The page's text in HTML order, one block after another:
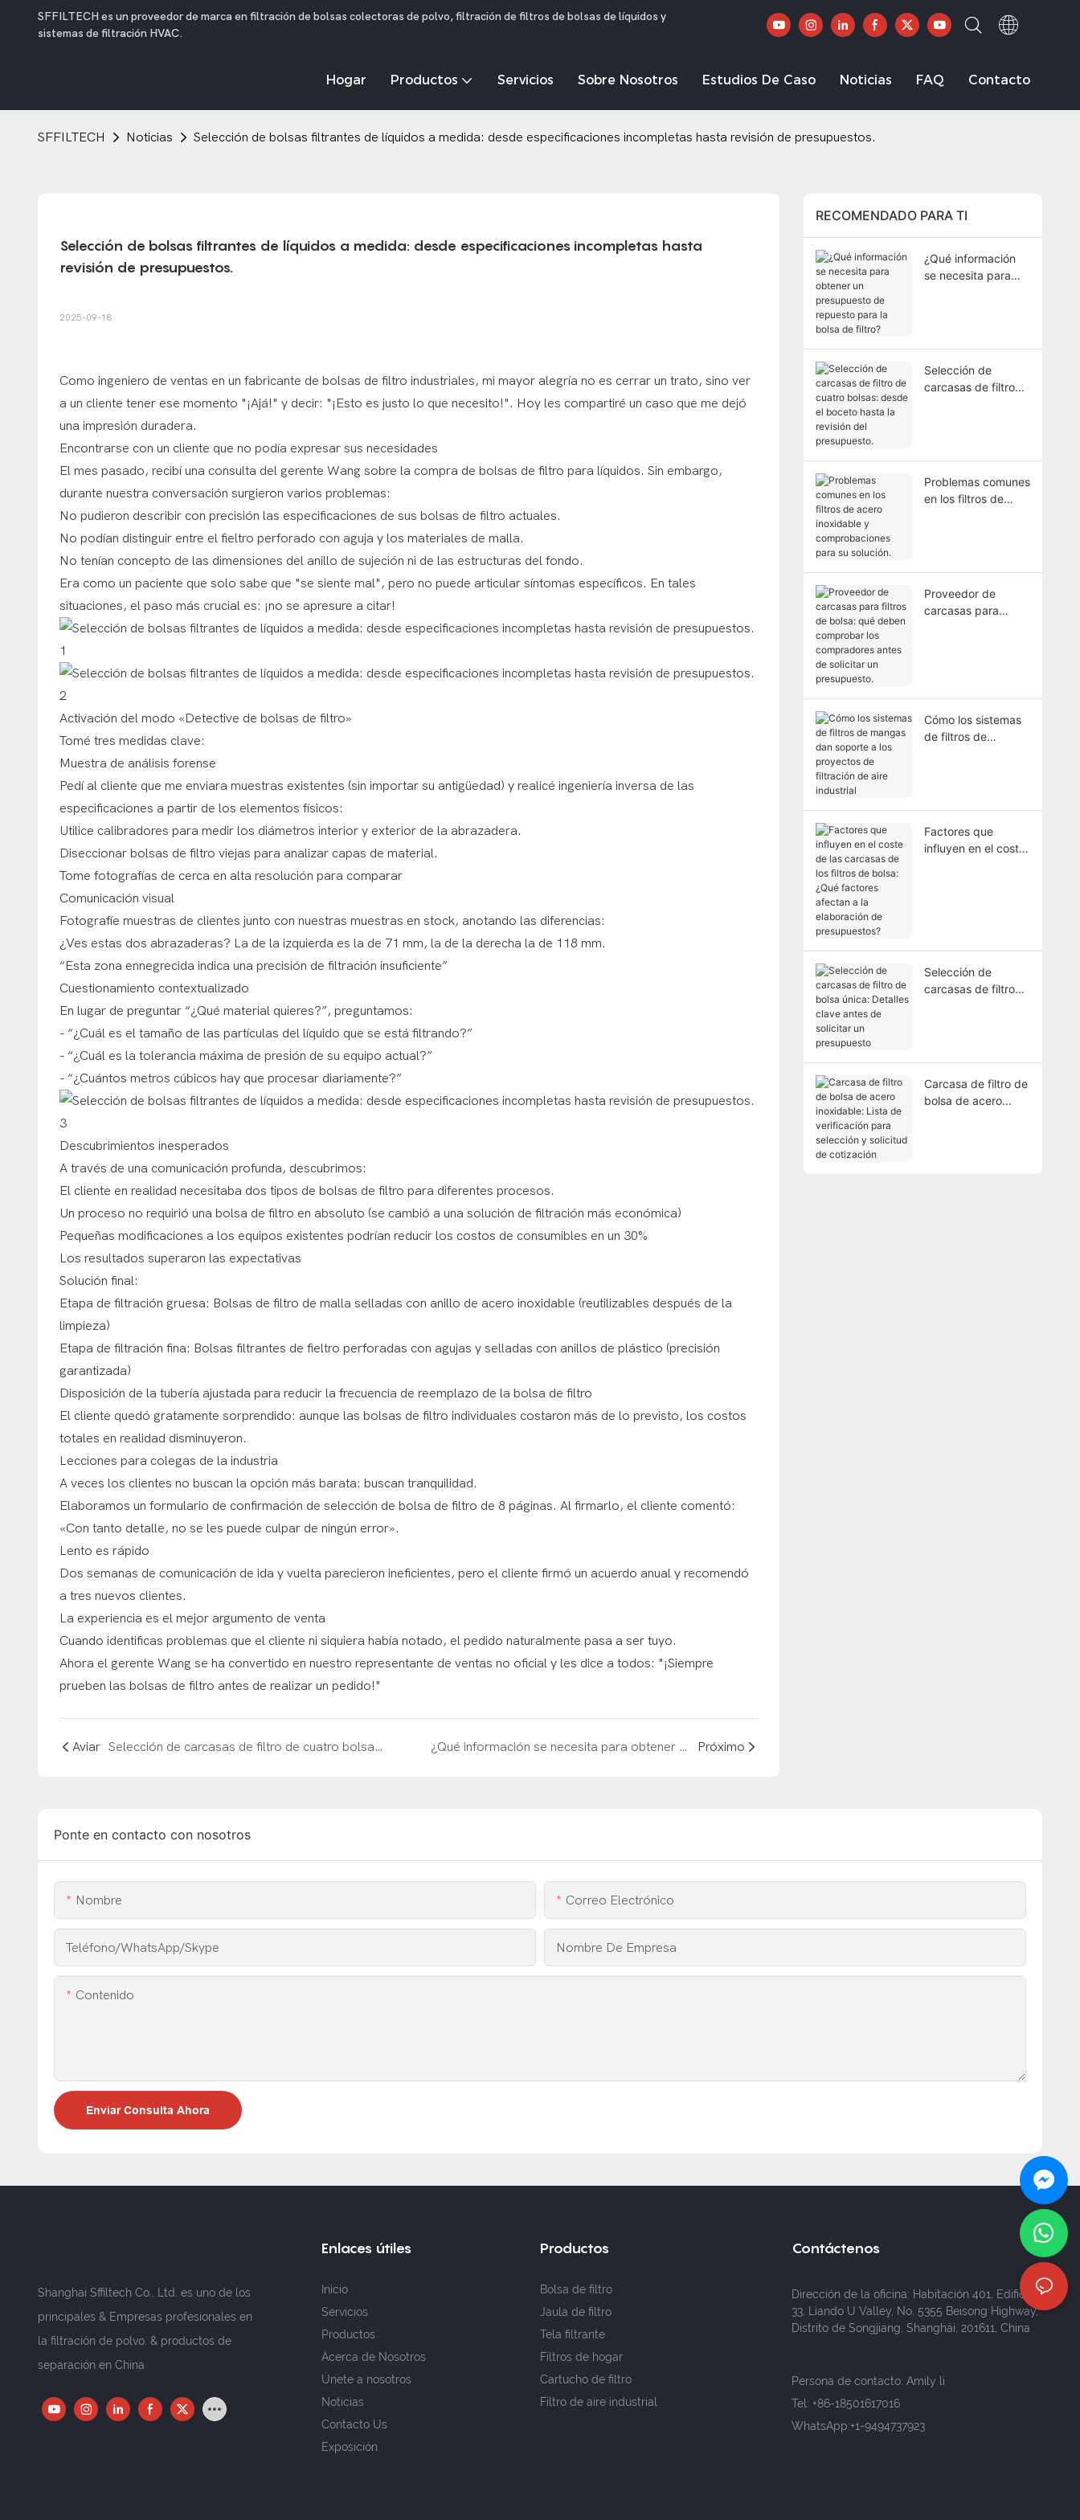
SFFILTECH es un proveedor de marca en filtración de bolsas colectoras de polvo, filtración de filtros de bolsas de líquidos y
sistemas de filtración HVAC.
Hogar Productos Servicios Sobre Nosotros Estudios De Caso Noticias FAQ Contacto
SFFILTECH Noticias Selección de bolsas filtrantes de líquidos a medida: desde especificaciones incompletas hasta revisión de presupuestos.
Selección de bolsas filtrantes de líquidos a medida: desde especificaciones incompletas hasta
revisión de presupuestos.
2025-09-18
Como ingeniero de ventas en un fabricante de bolsas de filtro industriales, mi mayor alegría no es cerrar un trato, sino ver
a un cliente tener ese momento "¡Ajá!" y decir: "¡Esto es justo lo que necesito!". Hoy les compartiré un caso que me dejó
una impresión duradera.
Encontrarse con un cliente que no podía expresar sus necesidades
El mes pasado, recibí una consulta del gerente Wang sobre la compra de bolsas de filtro para líquidos. Sin embargo,
durante nuestra conversación surgieron varios problemas:
No pudieron describir con precisión las especificaciones de sus bolsas de filtro actuales.
No podían distinguir entre el fieltro perforado con aguja y los materiales de malla.
No tenían concepto de las dimensiones del anillo de sujeción ni de las estructuras del fondo.
Era como un paciente que solo sabe que "se siente mal", pero no puede articular síntomas específicos. En tales
situaciones, el paso más crucial es: ¡no se apresure a citar!
Activación del modo «Detective de bolsas de filtro»
Tomé tres medidas clave:
Muestra de análisis forense
Pedí al cliente que me enviara muestras existentes (sin importar su antigüedad) y realicé ingeniería inversa de las
especificaciones a partir de los elementos físicos:
Utilice calibradores para medir los diámetros interior y exterior de la abrazadera.
Diseccionar bolsas de filtro viejas para analizar capas de material.
Tome fotografías de cerca en alta resolución para comparar
Comunicación visual
Fotografíe muestras de clientes junto con nuestras muestras en stock, anotando las diferencias:
¿Ves estas dos abrazaderas? La de la izquierda es la de 71 mm, la de la derecha la de 118 mm.
“Esta zona ennegrecida indica una precisión de filtración insuficiente”
Cuestionamiento contextualizado
En lugar de preguntar “¿Qué material quieres?”, preguntamos:
- “¿Cuál es el tamaño de las partículas del líquido que se está filtrando?”
- “¿Cuál es la tolerancia máxima de presión de su equipo actual?”
- “¿Cuántos metros cúbicos hay que procesar diariamente?”
Descubrimientos inesperados
A través de una comunicación profunda, descubrimos:
El cliente en realidad necesitaba dos tipos de bolsas de filtro para diferentes procesos.
Un proceso no requirió una bolsa de filtro en absoluto (se cambió a una solución de filtración más económica)
Pequeñas modificaciones a los equipos existentes podrían reducir los costos de consumibles en un 30%
Los resultados superaron las expectativas
Solución final:
Etapa de filtración gruesa: Bolsas de filtro de malla selladas con anillo de acero inoxidable (reutilizables después de la
limpieza)
Etapa de filtración fina: Bolsas filtrantes de fieltro perforadas con agujas y selladas con anillos de plástico (precisión
garantizada)
Disposición de la tubería ajustada para reducir la frecuencia de reemplazo de la bolsa de filtro
El cliente quedó gratamente sorprendido: aunque las bolsas de filtro individuales costaron más de lo previsto, los costos
totales en realidad disminuyeron.
Lecciones para colegas de la industria
A veces los clientes no buscan la opción más barata: buscan tranquilidad.
Elaboramos un formulario de confirmación de selección de bolsa de filtro de 8 páginas. Al firmarlo, el cliente comentó:
«Con tanto detalle, no se les puede culpar de ningún error».
Lento es rápido
Dos semanas de comunicación de ida y vuelta parecieron ineficientes, pero el cliente firmó un acuerdo anual y recomendó
a tres nuevos clientes.
La experiencia es el mejor argumento de venta
Cuando identificas problemas que el cliente ni siquiera había notado, el pedido naturalmente pasa a ser tuyo.
Ahora el gerente Wang se ha convertido en nuestro representante de ventas no oficial y les dice a todos: "¡Siempre
prueben las bolsas de filtro antes de realizar un pedido!"
Aviar Selección de carcasas de filtro de cuatro bolsas: desde el boceto hasta la revisión del presupuesto. ¿Qué información se necesita para obtener un presupuesto de repuesto para la bolsa de filtro? Próximo
RECOMENDADO PARA TI
¿Qué información
se necesita para
Selección de
carcasas de filtro
Problemas comunes
en los filtros de
Proveedor de
carcasas para
Cómo los sistemas
de filtros de
Factores que
influyen en el coste
presupuestos?
Selección de
carcasas de filtro
Carcasa de filtro de
bolsa de acero
Ponte en contacto con nosotros
Nombre Correo Electrónico
Teléfono/WhatsApp/Skype Nombre De Empresa
Contenido
Enviar Consulta Ahora
Shanghai Sffiltech Co., Ltd. es uno de los
principales & Empresas profesionales en
la filtración de polvo. & productos de
separación en China
Enlaces útiles
Inicio
Servicios
Productos
Acerca de Nosotros
Únete a nosotros
Noticias
Contacto Us
Exposición
Productos
Bolsa de filtro
Jaula de filtro
Tela filtrante
Filtros de hogar
Cartucho de filtro
Filtro de aire industrial
Contáctenos
Dirección de la oficina: Habitación 401, Edificio
33, Liando U Valley, No. 5355 Beisong Highway,
Distrito de Songjiang, Shanghái, 201611, China
Persona de contacto: Amily li
Tel: +86-18501617016
WhatsApp:+1-9494737923